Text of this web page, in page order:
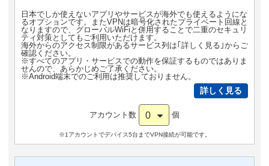
日本でしか使えないアプリやサービスが海外でも使えるようにな
るオプションです。またVPNは暗号化されたプライベート回線と
なりますので、グローバルWiFiと併用することで二重のセキュリ
ティ対策としてもご利用いただけます。
海外からのアクセス制限があるサービス列は｢詳しく見る｣からご
確認ください。
※すべてのアプリ・サービスでの動作を保証するものではありま
せんので、あらかじめご了承ください。
※Android端末でのご利用は推奨しておりません。
詳しく見る
アカウント数 0 個
※1アカウントでデバイス5台までVPN接続が可能です。